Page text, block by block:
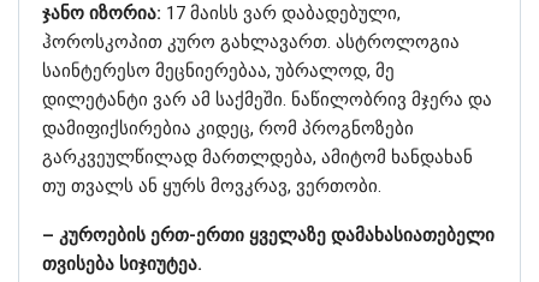
ჯანო იზორია: 17 მაისს ვარ დაბადებული,
ჰოროსკოპით კურო გახლავართ. ასტროლოგია
საინტერესო მეცნიერებაა, უბრალოდ, მე
დილეტანტი ვარ ამ საქმეში. ნაწილობრივ მჯერა და
დამიფიქსირებია კიდეც, რომ პროგნოზები
გარკვეულწილად მართლდება, ამიტომ ხანდახან
თუ თვალს ან ყურს მოვკრავ, ვერთობი.
– კუროების ერთ-ერთი ყველაზე დამახასიათებელი
თვისება სიჯიუტეა.